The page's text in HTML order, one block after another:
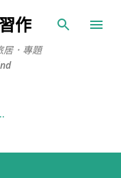
作
居．專題